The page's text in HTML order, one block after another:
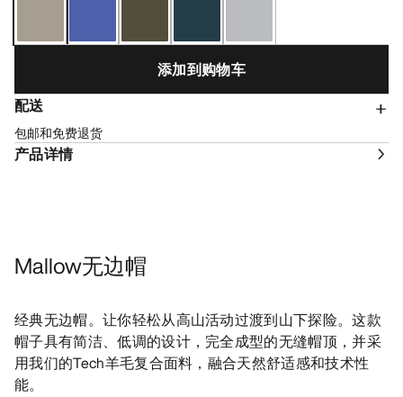
添加到购物车
配送
包邮和免费退货
产品详情
Mallow无边帽
经典无边帽。让你轻松从高山活动过渡到山下探险。这款
帽子具有简洁、低调的设计，完全成型的无缝帽顶，并采
用我们的Tech羊毛复合面料，融合天然舒适感和技术性
能。